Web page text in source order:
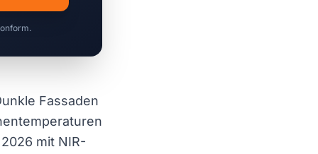
Fassaden
mit NIR-